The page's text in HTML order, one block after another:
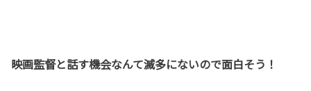
映画監督と話す機会なんて滅多にないので面白そう！